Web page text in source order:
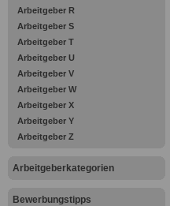
Arbeitgeber R
Arbeitgeber S
Arbeitgeber T
Arbeitgeber U
Arbeitgeber V
Arbeitgeber W
Arbeitgeber X
Arbeitgeber Y
Arbeitgeber Z
Arbeitgeberkategorien
Bewerbungstipps